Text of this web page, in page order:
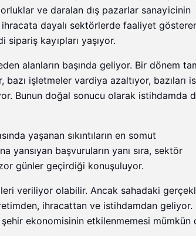
ve daralan dış pazarlar sanayicinin
dayalı sektörlerde faaliyet
kayıpları yaşıyor.
alanların başında geliyor. Bir dönem
işletmeler vardiya azaltıyor, bazıları
Bunun doğal sonucu olarak istihdamda
yaşanan sıkıntıların en somut
başvuruların yanı sıra, sektör
günler geçirdiği konuşuluyor.
veriliyor olabilir. Ancak sahadaki
ihracattan ve istihdamdan geliyor.
ekonomisinin etkilenmemesi mümkün